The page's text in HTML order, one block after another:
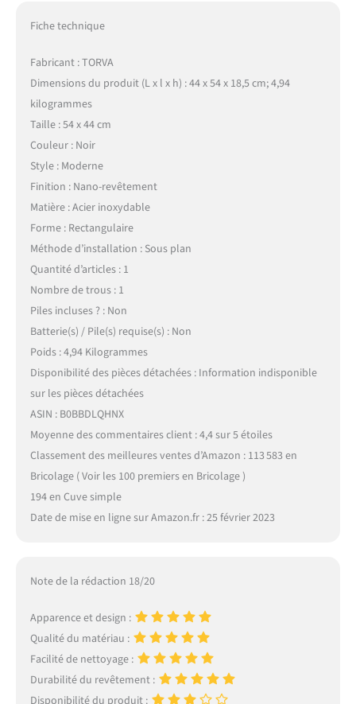
Fiche technique
Fabricant : TORVA
Dimensions du produit (L x l x h) : 44 x 54 x 18,5 cm; 4,94
kilogrammes
Taille : 54 x 44 cm
Couleur : Noir
Style : Moderne
Finition : Nano-revêtement
Matière : Acier inoxydable
Forme : Rectangulaire
Méthode d’installation : Sous plan
Quantité d’articles : 1
Nombre de trous : 1
Piles incluses ? : Non
Batterie(s) / Pile(s) requise(s) : Non
Poids : 4,94 Kilogrammes
Disponibilité des pièces détachées : Information indisponible
sur les pièces détachées
ASIN : B0BBDLQHNX
Moyenne des commentaires client : 4,4 sur 5 étoiles
Classement des meilleures ventes d’Amazon : 113 583 en
Bricolage ( Voir les 100 premiers en Bricolage )
194 en Cuve simple
Date de mise en ligne sur Amazon.fr : 25 février 2023
Note de la rédaction 18/20
Apparence et design :
Qualité du matériau :
Facilité de nettoyage :
Durabilité du revêtement :
Disponibilité du produit :